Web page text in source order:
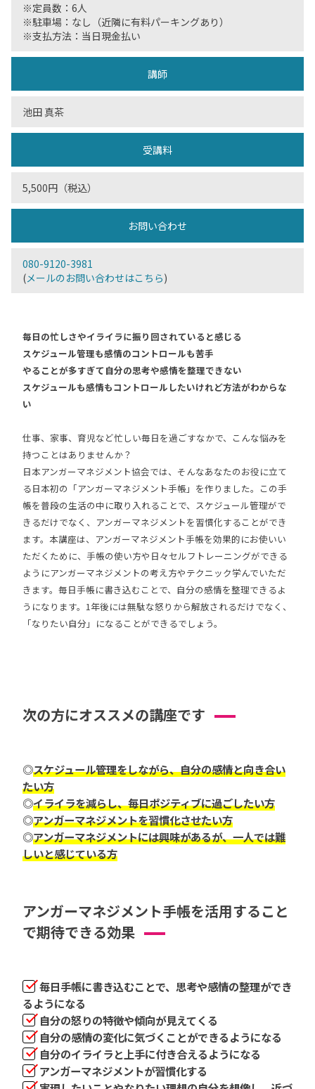
※定員数：6人
※駐車場：なし（近隣に有料パーキングあり）
※支払方法：当日現金払い
講師
池田 真茶
受講料
5,500円（税込）
お問い合わせ
080-9120-3981
(メールのお問い合わせはこちら)
毎日の忙しさやイライラに振り回されていると感じる
スケジュール管理も感情のコントロールも苦手
やることが多すぎて自分の思考や感情を整理できない
スケジュールも感情もコントロールしたいけれど方法がわからな
い
仕事、家事、育児など忙しい毎日を過ごすなかで、こんな悩みを
持つことはありませんか？
日本アンガーマネジメント協会では、そんなあなたのお役に立て
る日本初の「アンガーマネジメント手帳」を作りました。この手
帳を普段の生活の中に取り入れることで、スケジュール管理がで
きるだけでなく、アンガーマネジメントを習慣化することができ
ます。本講座は、アンガーマネジメント手帳を効果的にお使いい
ただくために、手帳の使い方や日々セルフトレーニングができる
ようにアンガーマネジメントの考え方やテクニック学んでいただ
きます。毎日手帳に書き込むことで、自分の感情を整理できるよ
うになります。1年後には無駄な怒りから解放されるだけでなく、
「なりたい自分」になることができるでしょう。
次の方にオススメの講座です
◎スケジュール管理をしながら、自分の感情と向き合い
たい方
◎イライラを減らし、毎日ポジティブに過ごしたい方
◎アンガーマネジメントを習慣化させたい方
◎アンガーマネジメントには興味があるが、一人では難
しいと感じている方
アンガーマネジメント手帳を活用すること
で期待できる効果
毎日手帳に書き込むことで、思考や感情の整理ができ
るようになる
自分の怒りの特徴や傾向が見えてくる
自分の感情の変化に気づくことができるようになる
自分のイライラと上手に付き合えるようになる
アンガーマネジメントが習慣化する